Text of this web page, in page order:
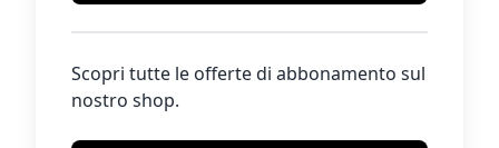
Scopri tutte le offerte di abbonamento sul
nostro shop.